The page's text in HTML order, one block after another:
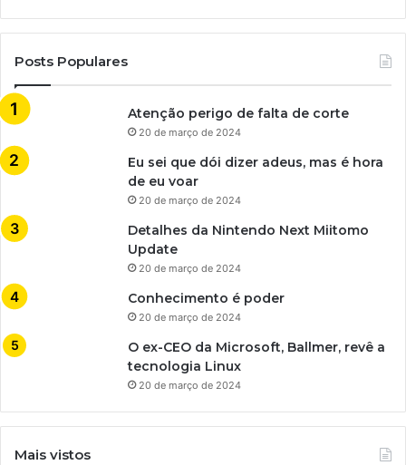
Posts Populares
Atenção perigo de falta de corte
20 de março de 2024
Eu sei que dói dizer adeus, mas é hora
de eu voar
20 de março de 2024
Detalhes da Nintendo Next Miitomo
Update
20 de março de 2024
Conhecimento é poder
20 de março de 2024
O ex-CEO da Microsoft, Ballmer, revê a
tecnologia Linux
20 de março de 2024
Mais vistos